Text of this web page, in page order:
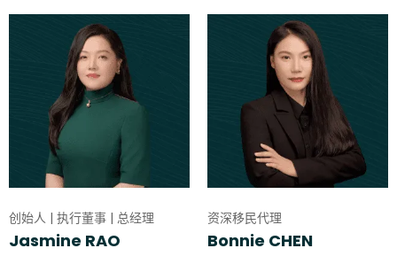
创始人 | 执行董事 | 总经理
Jasmine RAO
资深移民代理
Bonnie CHEN